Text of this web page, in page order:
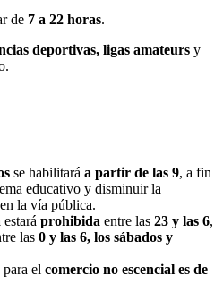
de 7 a 22 horas.
deportivas, ligas amateurs y
se habilitará a partir de las 9, a fin
educativo y disminuir la
la vía pública.
estará prohibida entre las 23 y las 6,
las 0 y las 6, los sábados y
el comercio no escencial es de